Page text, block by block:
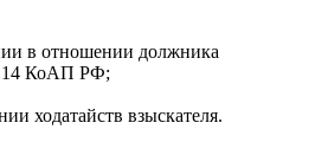
в отношении должника
КоАП РФ;
ходатайств взыскателя.